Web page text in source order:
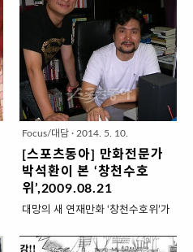
소현세자와 송태하 장..
션 콘텐츠를 스마트폰 애플리케이션으
하기 위한 지원 정책을 적극 추진하고
략] 한국만화영상진흥원 박석환 책임은
콘텐츠 제공자들에게 다양한 기회를 주
수립된 사업”이라며 “사업결과에 따라
나왔던 걸작들을 중심으로 한 스마트폰
케이션화 작업도 이어질 수 있을 것”이
m=1 문화콘텐츠, 스마트폰용 앱으로
www.etnews.com
Focus/대담 · 2014. 5. 10.
[스포츠동아] 만화전문가
박석환이 본 ‘창천수호
위’,2009.08.21
대망의 새 연재만화 ‘창천수호위’가
여러분을 찾아간다. 한국 만화계의